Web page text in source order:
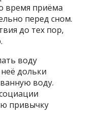
время приёма
перед сном.
до тех пор,
воду
дольки
воду.
привычку